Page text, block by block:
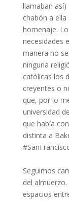
llamaban
chabón a
homenaje.
necesidades
manera no
ninguna
católicas los
creyentes o
que, por lo
universidad
que había
distinta a
Seguimos
del
espacios